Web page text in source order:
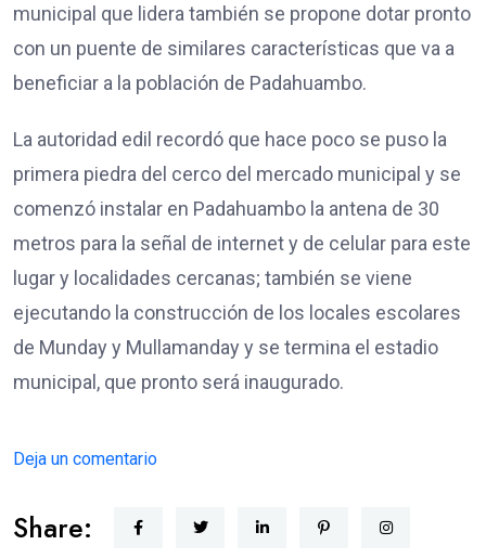
municipal que lidera también se propone dotar pronto
con un puente de similares características que va a
beneficiar a la población de Padahuambo.
La autoridad edil recordó que hace poco se puso la
primera piedra del cerco del mercado municipal y se
comenzó instalar en Padahuambo la antena de 30
metros para la señal de internet y de celular para este
lugar y localidades cercanas; también se viene
ejecutando la construcción de los locales escolares
de Munday y Mullamanday y se termina el estadio
municipal, que pronto será inaugurado.
Deja un comentario
Share: